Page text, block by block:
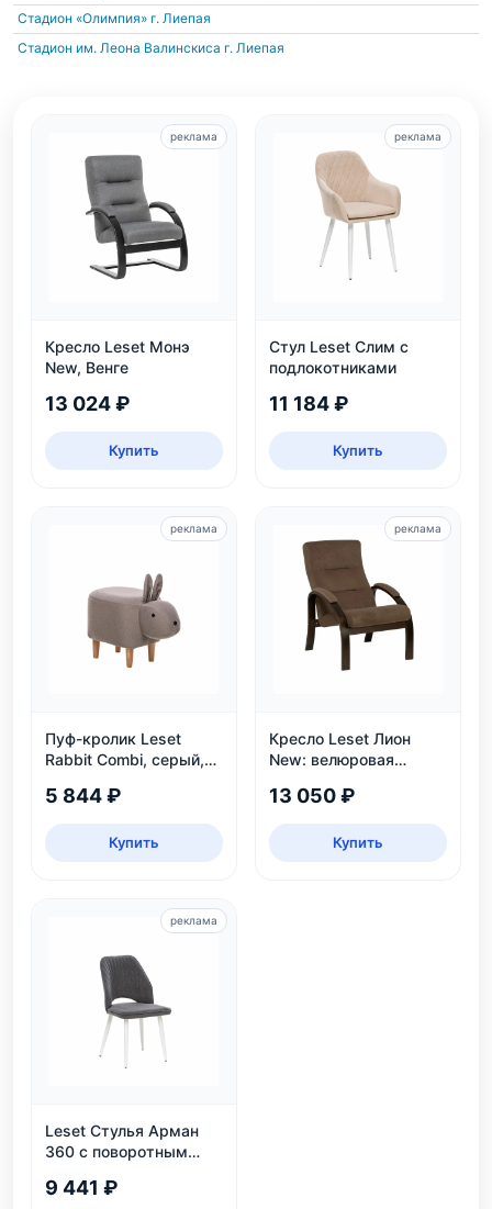
Стадион «Олимпия» г. Лиепая
Стадион им. Леона Валинскиса г. Лиепая
Кресло Leset Монэ
New, Венге
13 024 ₽
Купить
реклама
Стул Leset Слим с
подлокотниками
11 184 ₽
Купить
реклама
Пуф-кролик Leset
Rabbit Combi, серый,
кг
5 844 ₽
Купить
реклама
Кресло Leset Лион
New: велюровая
орех, нагрузка 120 кг
13 050 ₽
Купить
реклама
Leset Стулья Арман
360 с поворотным
9 441 ₽
реклама